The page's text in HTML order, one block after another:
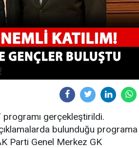
programı gerçekleştirildi.
bulunduğu programa
Parti Genel Merkez GK